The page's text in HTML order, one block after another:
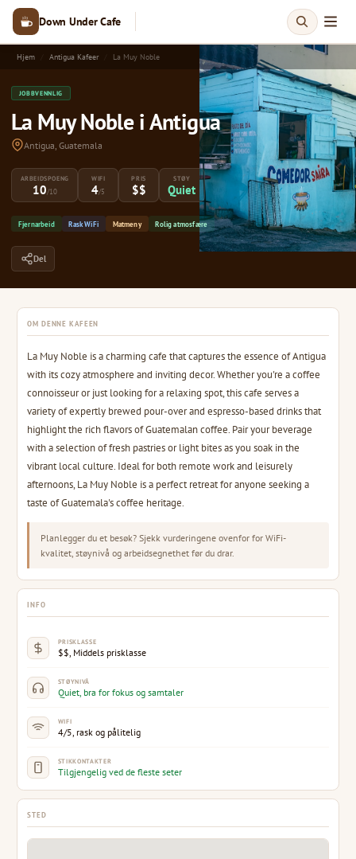
Down Under Cafe
Hjem Antigua Kafeer La Muy Noble
JOBBVENNLIG
La Muy Noble i Antigua
Antigua, Guatemala
ARBEIDSPOENG
10/10
WIFI
4/5
PRIS
$$
STØY
Quiet
Fjernarbeid Rask WiFi Matmeny Rolig atmosfære
Del
OM DENNE KAFEEN
La Muy Noble is a charming cafe that captures the essence of Antigua
with its cozy atmosphere and inviting decor. Whether you're a coffee
connoisseur or just looking for a relaxing spot, this cafe serves a
variety of expertly brewed pour-over and espresso-based drinks that
highlight the rich flavors of Guatemalan coffee. Pair your beverage
with a selection of fresh pastries or light bites as you soak in the
vibrant local culture. Ideal for both remote work and leisurely
afternoons, La Muy Noble is a perfect retreat for anyone seeking a
taste of Guatemala's coffee heritage.
Planlegger du et besøk? Sjekk vurderingene ovenfor for WiFi-
kvalitet, støynivå og arbeidsegnethet før du drar.
INFO
PRISKLASSE
$$, Middels prisklasse
STØYNIVÅ
Quiet, bra for fokus og samtaler
WIFI
4/5, rask og pålitelig
STIKKONTAKTER
Tilgjengelig ved de fleste seter
STED